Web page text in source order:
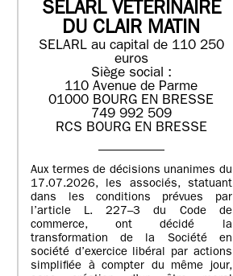
SELARL VETERINAIRE
DU CLAIR MATIN
SELARL au capital de 110 250
euros
Siège social :
110 Avenue de Parme
01000 BOURG EN BRESSE
749 992 509
RCS BOURG EN BRESSE
Aux termes de décisions unanimes du
17.07.2026, les associés, statuant
dans les conditions prévues par
l’article L. 227–3 du Code de
commerce, ont décidé la
transformation de la Société en
société d’exercice libéral par actions
simplifiée à compter du même jour,